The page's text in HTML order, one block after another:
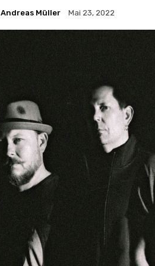
Andreas Müller Mai 23, 2022